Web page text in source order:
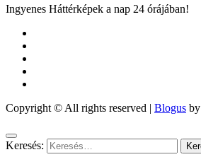
Ingyenes Háttérképek a nap 24 órájában!
Copyright © All rights reserved | Blogus by
Keresés: